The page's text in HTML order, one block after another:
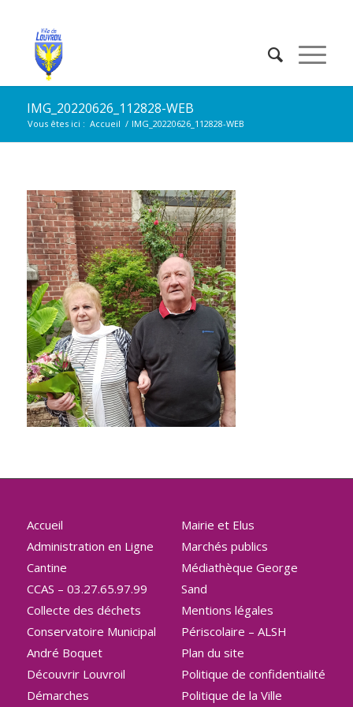
IMG_20220626_112828-WEB
Vous êtes ici : Accueil / IMG_20220626_112828-WEB
Accueil
Administration en Ligne
Cantine
CCAS – 03.27.65.97.99
Collecte des déchets
Conservatoire Municipal
André Boquet
Découvrir Louvroil
Démarches
Mairie et Elus
Marchés publics
Médiathèque George
Sand
Mentions légales
Périscolaire – ALSH
Plan du site
Politique de confidentialité
Politique de la Ville